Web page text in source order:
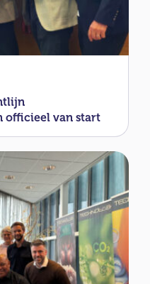
officieel van start